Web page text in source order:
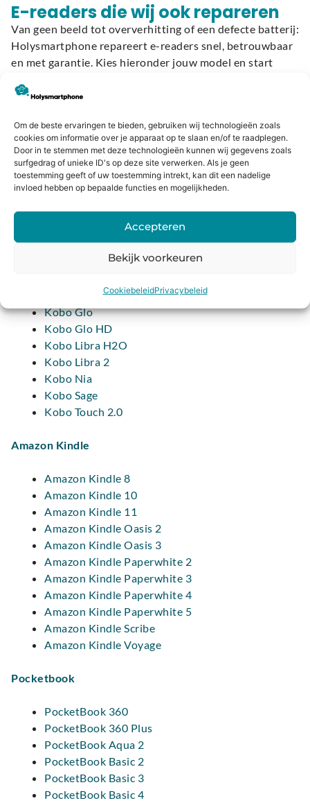
Om de beste ervaringen te bieden, gebruiken wij technologieën zoals
cookies om informatie over je apparaat op te slaan en/of te raadplegen.
Door in te stemmen met deze technologieën kunnen wij gegevens zoals
surfgedrag of unieke ID's op deze site verwerken. Als je geen
toestemming geeft of uw toestemming intrekt, kan dit een nadelige
invloed hebben op bepaalde functies en mogelijkheden.
Accepteren
Bekijk voorkeuren
CookiebeleidPrivacybeleid
E-readers die wij ook repareren
Van geen beeld tot oververhitting of een defecte batterij:
Holysmartphone repareert e-readers snel, betrouwbaar
en met garantie. Kies hieronder jouw model en start
Kobo Aura H2O Edition 2
Kobo Aura H2O Edition 1
Kobo Aura One
Kobo Aura Edition 2
Kobo Aura Edition 1
Kobo Clara 2E
Kobo Forma
Kobo Glo
Kobo Glo HD
Kobo Libra H2O
Kobo Libra 2
Kobo Nia
Kobo Sage
Kobo Touch 2.0
Amazon Kindle
Amazon Kindle 8
Amazon Kindle 10
Amazon Kindle 11
Amazon Kindle Oasis 2
Amazon Kindle Oasis 3
Amazon Kindle Paperwhite 2
Amazon Kindle Paperwhite 3
Amazon Kindle Paperwhite 4
Amazon Kindle Paperwhite 5
Amazon Kindle Scribe
Amazon Kindle Voyage
Pocketbook
PocketBook 360
PocketBook 360 Plus
PocketBook Aqua 2
PocketBook Basic 2
PocketBook Basic 3
PocketBook Basic 4